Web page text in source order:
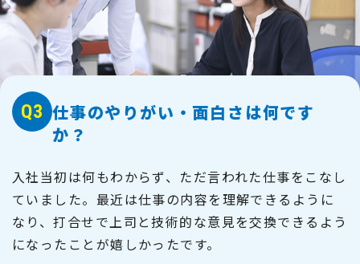
Q3 仕事のやりがい・面白さは何です
か？
入社当初は何もわからず、ただ言われた仕事をこなし
ていました。最近は仕事の内容を理解できるように
なり、打合せで上司と技術的な意見を交換できるよう
になったことが嬉しかったです。